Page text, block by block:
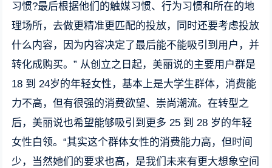
习惯?最后根据他们的触媒习惯、行为习惯和所在的地
理场所，去做更精准更匹配的投放，同时还要考虑投放
什么内容，因为内容决定了最后能不能吸引到用户，并
转化成购买。” 从创立之日起，美丽说的主要用户群是
18 到 24岁的年轻女性，基本上是大学生群体，消费能
力不高，但有很强的消费欲望、崇尚潮流。在转型之
后，美丽说也希望能够吸引到更多 25 到 28 岁的年轻
女性白领。“其实这个群体女性的消费能力高，但时间
少，当然她们的要求也高，是我们未来有更大想象空间